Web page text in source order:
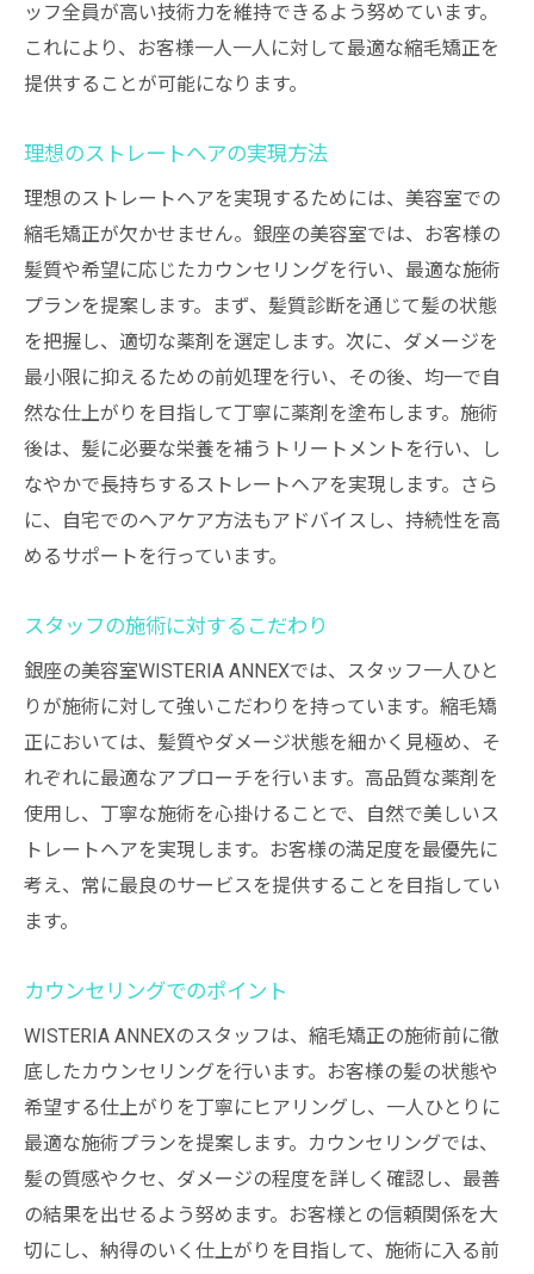
ッフ全員が高い技術力を維持できるよう努めています。
これにより、お客様一人一人に対して最適な縮毛矯正を
提供することが可能になります。
理想のストレートヘアの実現方法
理想のストレートヘアを実現するためには、美容室での
縮毛矯正が欠かせません。銀座の美容室では、お客様の
髪質や希望に応じたカウンセリングを行い、最適な施術
プランを提案します。まず、髪質診断を通じて髪の状態
を把握し、適切な薬剤を選定します。次に、ダメージを
最小限に抑えるための前処理を行い、その後、均一で自
然な仕上がりを目指して丁寧に薬剤を塗布します。施術
後は、髪に必要な栄養を補うトリートメントを行い、し
なやかで長持ちするストレートヘアを実現します。さら
に、自宅でのヘアケア方法もアドバイスし、持続性を高
めるサポートを行っています。
スタッフの施術に対するこだわり
銀座の美容室WISTERIA ANNEXでは、スタッフ一人ひと
りが施術に対して強いこだわりを持っています。縮毛矯
正においては、髪質やダメージ状態を細かく見極め、そ
れぞれに最適なアプローチを行います。高品質な薬剤を
使用し、丁寧な施術を心掛けることで、自然で美しいス
トレートヘアを実現します。お客様の満足度を最優先に
考え、常に最良のサービスを提供することを目指してい
ます。
カウンセリングでのポイント
WISTERIA ANNEXのスタッフは、縮毛矯正の施術前に徹
底したカウンセリングを行います。お客様の髪の状態や
希望する仕上がりを丁寧にヒアリングし、一人ひとりに
最適な施術プランを提案します。カウンセリングでは、
髪の質感やクセ、ダメージの程度を詳しく確認し、最善
の結果を出せるよう努めます。お客様との信頼関係を大
切にし、納得のいく仕上がりを目指して、施術に入る前